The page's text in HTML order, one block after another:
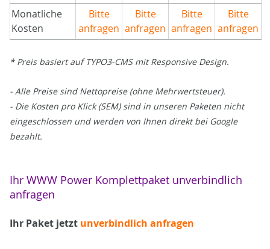
Monatliche
Kosten
Bitte
anfragen
Bitte
anfragen
Bitte
anfragen
Bitte
anfragen
* Preis basiert auf TYPO3-CMS mit Responsive Design.
- Alle Preise sind Nettopreise (ohne Mehrwertsteuer).
- Die Kosten pro Klick (SEM) sind in unseren Paketen nicht
eingeschlossen und werden von Ihnen direkt bei Google
bezahlt.
Ihr WWW Power Komplettpaket unverbindlich
anfragen
Ihr Paket jetzt unverbindlich anfragen